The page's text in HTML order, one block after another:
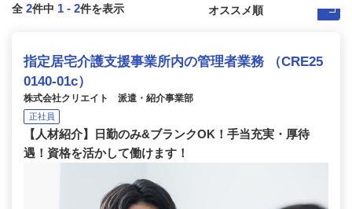
全 2件中 1 - 2件を表示
指定居宅介護支援事業所内の管理者業務 （CRE25
0140-01c）
株式会社クリエイト 派遣・紹介事業部
正社員
【人材紹介】日勤のみ&ブランクOK！手当充実・厚待
遇！資格を活かして働けます！